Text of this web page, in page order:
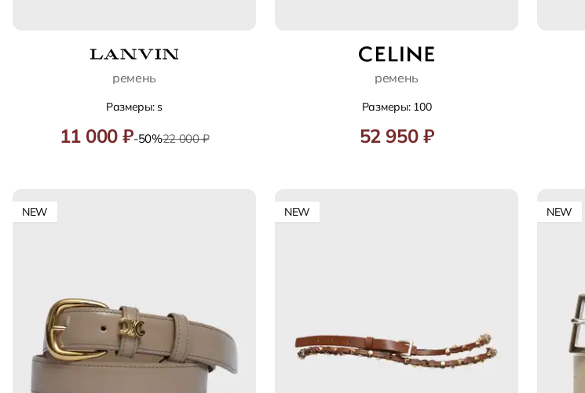
ремень
Размеры: s
11 000 ₽-50%22 000 ₽
ремень
Размеры: 100
52 950 ₽
NEW NEW NEW